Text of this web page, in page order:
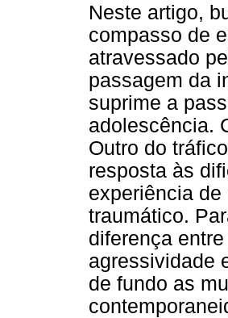
Neste artigo,
compasso de
atravessado
passagem da
suprime a
adolescência.
Outro do
resposta às
experiência
traumático.
diferença
agressividade
de fundo as